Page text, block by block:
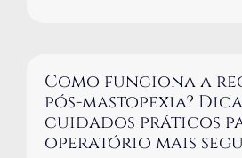
Como funciona a
pós-mastopexia?
cuidados práticos
operatório mais